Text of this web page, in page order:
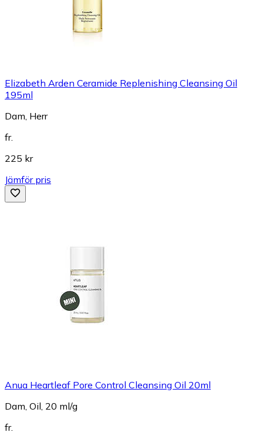
Elizabeth Arden Ceramide Replenishing Cleansing Oil
195ml
Dam, Herr
fr.
225 kr
Jämför pris
Anua Heartleaf Pore Control Cleansing Oil 20ml
Dam, Oil, 20 ml/g
fr.